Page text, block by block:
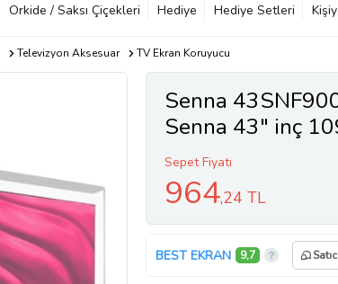
Orkide / Saksı Çiçekleri Hediye Hediye Setleri
Televizyon Aksesuar TV Ekran Koruyucu
Senna
Senna 43" inç
Sepet Fiyatı
964,24 TL
BEST EKRAN 9,7